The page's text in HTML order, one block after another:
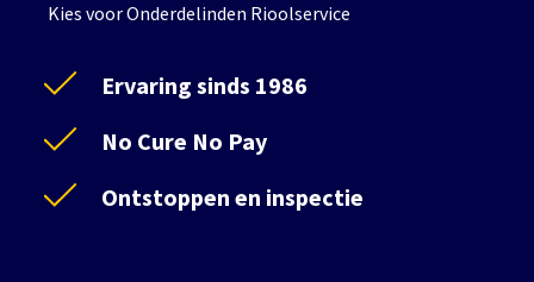
Kies voor Onderdelinden Rioolservice
Ervaring sinds 1986
No Cure No Pay
Ontstoppen en inspectie